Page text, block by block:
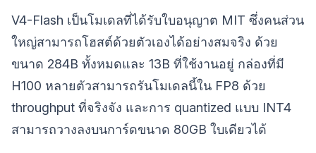
V4-Flash เป็นโมเดลที่ได้รับใบอนุญาต MIT ซึ่งคนส่วน
ใหญ่สามารถโฮสต์ด้วยตัวเองได้อย่างสมจริง ด้วย
ขนาด 284B ทั้งหมดและ 13B ที่ใช้งานอยู่ กล่องที่มี
H100 หลายตัวสามารถรันโมเดลนี้ใน FP8 ด้วย
throughput ที่จริงจัง และการ quantized แบบ INT4
สามารถวางลงบนการ์ดขนาด 80GB ใบเดียวได้